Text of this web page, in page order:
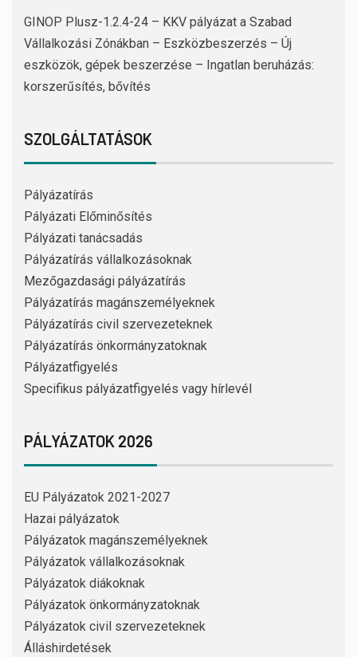
GINOP Plusz-1.2.4-24 – KKV pályázat a Szabad
Vállalkozási Zónákban – Eszközbeszerzés – Új
eszközök, gépek beszerzése – Ingatlan beruházás:
korszerűsítés, bővítés
SZOLGÁLTATÁSOK
Pályázatírás
Pályázati Előminősítés
Pályázati tanácsadás
Pályázatírás vállalkozásoknak
Mezőgazdasági pályázatírás
Pályázatírás magánszemélyeknek
Pályázatírás civil szervezeteknek
Pályázatírás önkormányzatoknak
Pályázatfigyelés
Specifikus pályázatfigyelés vagy hírlevél
PÁLYÁZATOK 2026
EU Pályázatok 2021-2027
Hazai pályázatok
Pályázatok magánszemélyeknek
Pályázatok vállalkozásoknak
Pályázatok diákoknak
Pályázatok önkormányzatoknak
Pályázatok civil szervezeteknek
Álláshirdetések